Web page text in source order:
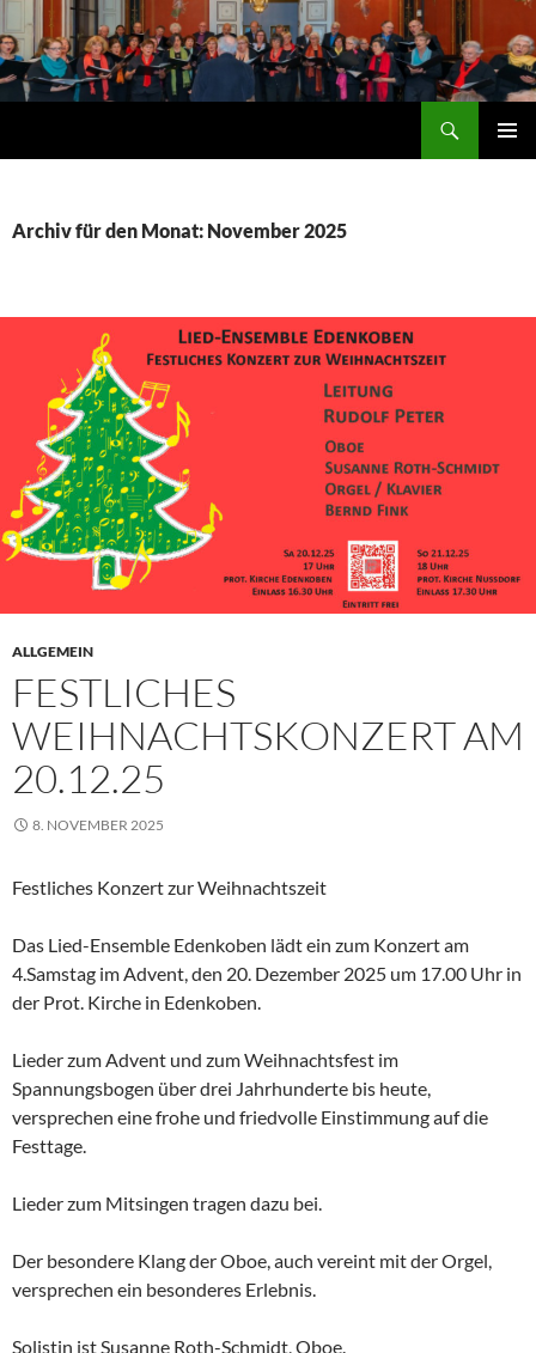
Inhalt
springen
Archiv für den Monat: November 2025
ALLGEMEIN
FESTLICHES
WEIHNACHTSKONZERT AM
20.12.25
8. NOVEMBER 2025
Festliches Konzert zur Weihnachtszeit
Das Lied-Ensemble Edenkoben lädt ein zum Konzert am
4.Samstag im Advent, den 20. Dezember 2025 um 17.00 Uhr in
der Prot. Kirche in Edenkoben.
Lieder zum Advent und zum Weihnachtsfest im
Spannungsbogen über drei Jahrhunderte bis heute,
versprechen eine frohe und friedvolle Einstimmung auf die
Festtage.
Lieder zum Mitsingen tragen dazu bei.
Der besondere Klang der Oboe, auch vereint mit der Orgel,
versprechen ein besonderes Erlebnis.
Solistin ist Susanne Roth-Schmidt, Oboe.